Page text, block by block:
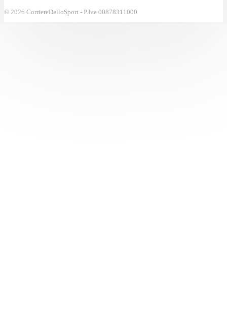
© 2026 CorriereDelloSport - P.Iva 00878311000